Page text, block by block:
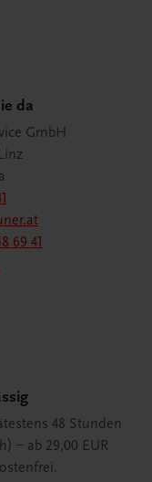
da
GmbH
69 41
48 Stunden
– ab 29,00 EUR